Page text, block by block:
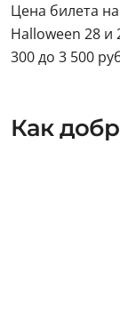
Цена билета
Halloween 28 и
300 до 3 500
Как